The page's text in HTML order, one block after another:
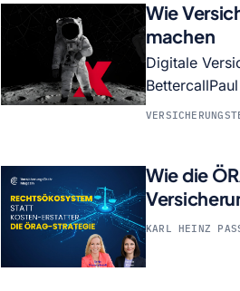
Wie
machen
Digitale
Wie die
KARL HEINZ